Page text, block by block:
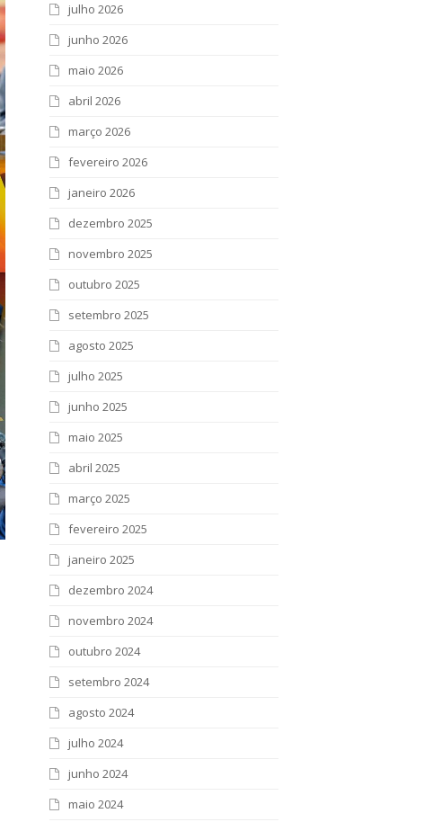
julho 2026
junho 2026
maio 2026
abril 2026
março 2026
fevereiro 2026
janeiro 2026
dezembro 2025
novembro 2025
outubro 2025
setembro 2025
agosto 2025
julho 2025
junho 2025
maio 2025
abril 2025
março 2025
fevereiro 2025
janeiro 2025
dezembro 2024
novembro 2024
outubro 2024
setembro 2024
agosto 2024
julho 2024
junho 2024
maio 2024